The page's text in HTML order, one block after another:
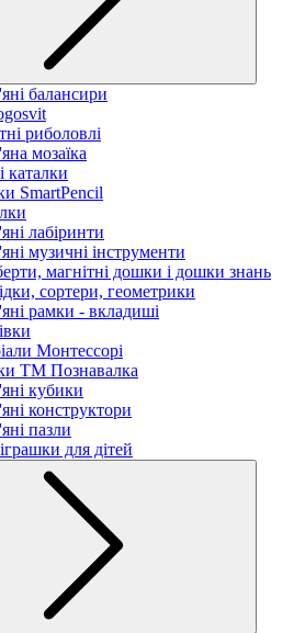
балансири
риболовлі
мозаїка
каталки
SmartPencil
лабіринти
музичні інструменти
магнітні дошки і дошки знань
сортери, геометрики
рамки - вкладиші
Монтессорі
ТМ Познавалка
кубики
конструктори
пазли
для дітей